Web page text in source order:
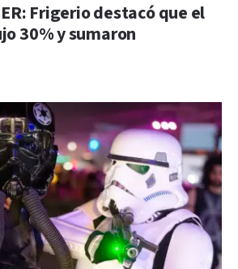
Frigerio destacó que el
30% y sumaron